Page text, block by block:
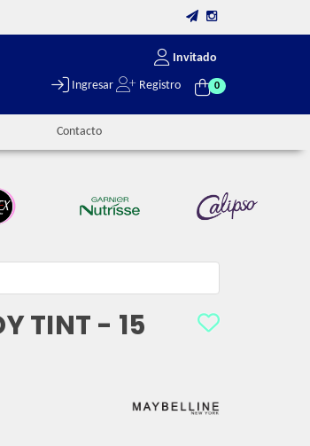
Invitado
Ingresar Registro 0
Contacto
TINT - 15